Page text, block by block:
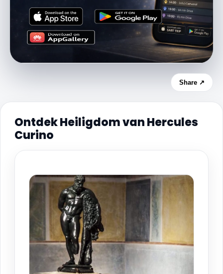
Share ↗
Ontdek Heiligdom van Hercules
Curino